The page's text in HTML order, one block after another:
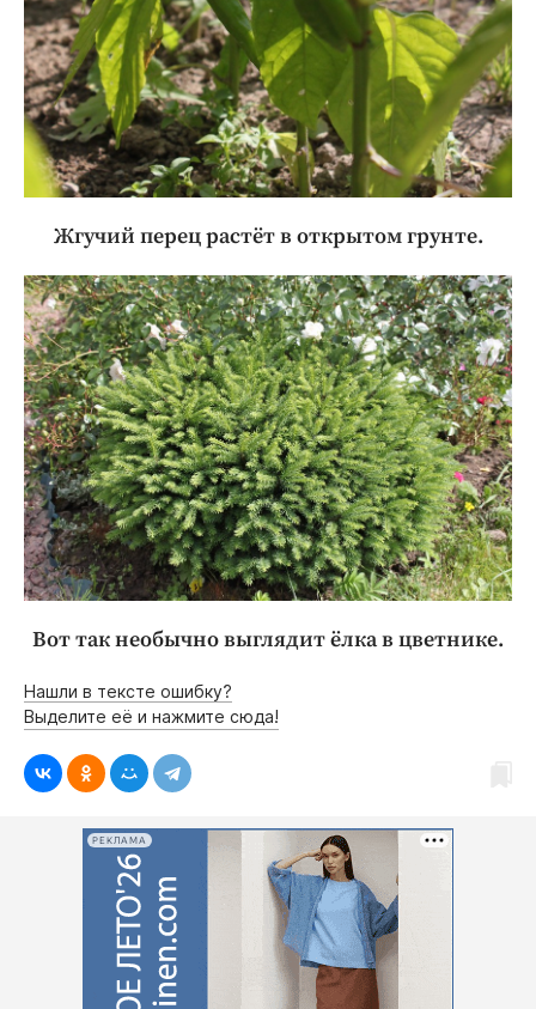
Жгучий перец растёт в открытом грунте.
Вот так необычно выглядит ёлка в цветнике.
Нашли в тексте ошибку?
Выделите её и нажмите сюда!
РЕКЛАМА